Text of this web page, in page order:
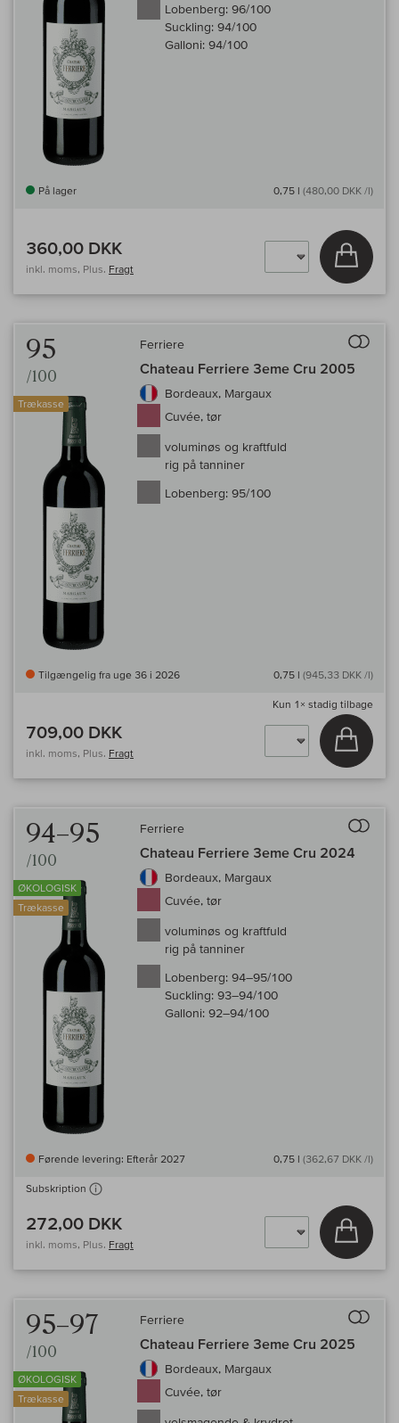
Lobenberg: 96/100
Suckling: 94/100
Galloni: 94/100
På lager 0,75 l (480,00 DKK /l)
360,00 DKK
inkl. moms, Plus. Fragt
Læg i
95
/100
Trækasse
Ferriere
Chateau Ferriere 3eme Cru 2005
Bordeaux, Margaux
Cuvée, tør
voluminøs og kraftfuld
rig på tanniner
Lobenberg: 95/100
Tilgængelig fra uge 36 i 2026 0,75 l (945,33 DKK /l)
Kun 1× stadig tilbage
709,00 DKK
inkl. moms, Plus. Fragt
Læg i
94–95
/100
ØKOLOGISK
Trækasse
Ferriere
Chateau Ferriere 3eme Cru 2024
Bordeaux, Margaux
Cuvée, tør
voluminøs og kraftfuld
rig på tanniner
Lobenberg: 94–95/100
Suckling: 93–94/100
Galloni: 92–94/100
Førende levering: Efterår 2027 0,75 l (362,67 DKK /l)
Subskription
272,00 DKK
inkl. moms, Plus. Fragt
Læg i
95–97
/100
ØKOLOGISK
Trækasse
Ferriere
Chateau Ferriere 3eme Cru 2025
Bordeaux, Margaux
Cuvée, tør